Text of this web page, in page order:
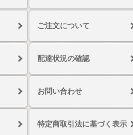
ご注文について
配達状況の確認
お問い合わせ
特定商取引法に基づく表示